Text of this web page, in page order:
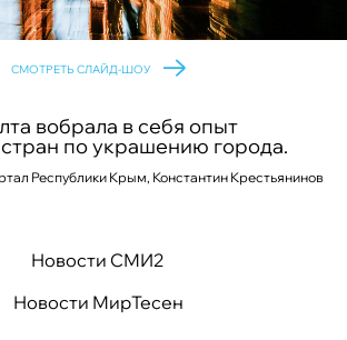
СМОТРЕТЬ СЛАЙД-ШОУ
вобрала в себя опыт
по украшению города.
Республики Крым, Константин Крестьянинов
Новости СМИ2
Новости МирТесен